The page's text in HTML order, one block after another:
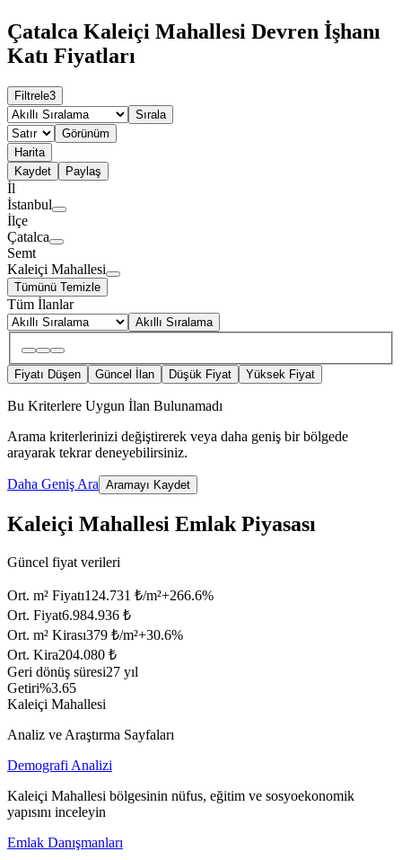
Çatalca Kaleiçi Mahallesi Devren İşhanı
Katı Fiyatları
Filtrele3
Sırala
Görünüm
Harita
Kaydet
Paylaş
İl
İstanbul
İlçe
Çatalca
Semt
Kaleiçi Mahallesi
Tümünü Temizle
Tüm İlanlar
Akıllı Sıralama
Fiyatı Düşen Güncel İlan Düşük Fiyat Yüksek Fiyat
Bu Kriterlere Uygun İlan Bulunamadı
Arama kriterlerinizi değiştirerek veya daha geniş bir bölgede
arayarak tekrar deneyebilirsiniz.
Daha Geniş Ara Aramayı Kaydet
Kaleiçi Mahallesi Emlak Piyasası
Güncel fiyat verileri
Ort. m² Fiyatı124.731 ₺/m²+266.6%
Ort. Fiyat6.984.936 ₺
Ort. m² Kirası379 ₺/m²+30.6%
Ort. Kira204.080 ₺
Geri dönüş süresi27 yıl
Getiri%3.65
Kaleiçi Mahallesi
Analiz ve Araştırma Sayfaları
Demografi Analizi
Kaleiçi Mahallesi bölgesinin nüfus, eğitim ve sosyoekonomik
yapısını inceleyin
Emlak Danışmanları